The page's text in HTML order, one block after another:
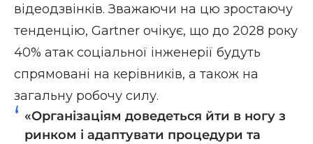
відеодзвінків. Зважаючи на цю зростаючу
тенденцію, Gartner очікує, що до 2028 року
40% атак соціальної інженерії будуть
спрямовані на керівників, а також на
загальну робочу силу.
«Організаціям доведеться йти в ногу з
ринком і адаптувати процедури та